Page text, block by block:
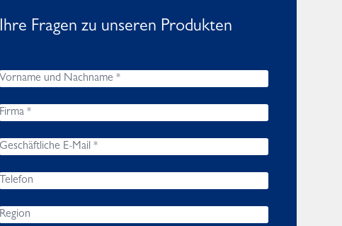
Ihre Fragen zu unseren Produkten